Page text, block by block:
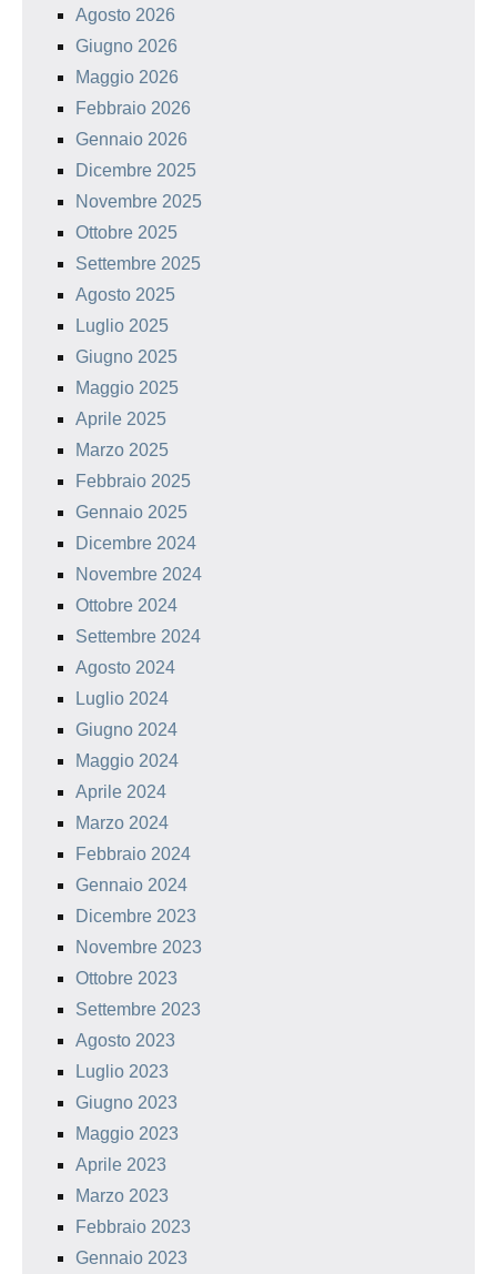
Agosto 2026
Giugno 2026
Maggio 2026
Febbraio 2026
Gennaio 2026
Dicembre 2025
Novembre 2025
Ottobre 2025
Settembre 2025
Agosto 2025
Luglio 2025
Giugno 2025
Maggio 2025
Aprile 2025
Marzo 2025
Febbraio 2025
Gennaio 2025
Dicembre 2024
Novembre 2024
Ottobre 2024
Settembre 2024
Agosto 2024
Luglio 2024
Giugno 2024
Maggio 2024
Aprile 2024
Marzo 2024
Febbraio 2024
Gennaio 2024
Dicembre 2023
Novembre 2023
Ottobre 2023
Settembre 2023
Agosto 2023
Luglio 2023
Giugno 2023
Maggio 2023
Aprile 2023
Marzo 2023
Febbraio 2023
Gennaio 2023